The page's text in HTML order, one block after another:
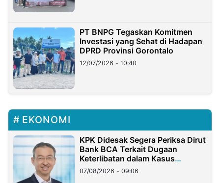
PT BNPG Tegaskan Komitmen
Investasi yang Sehat di Hadapan
DPRD Provinsi Gorontalo
12/07/2026 - 10:40
EKONOMI
KPK Didesak Segera Periksa Dirut
Bank BCA Terkait Dugaan
Keterlibatan dalam Kasus
Hilangnya Dana Nasabah Rp2,58
Miliar
07/08/2026 - 09:06